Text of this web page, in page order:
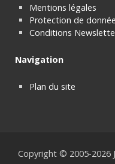
Mentions légales
Protection de
Conditions
Navigation
Plan du site
Copyright © 2005-2026